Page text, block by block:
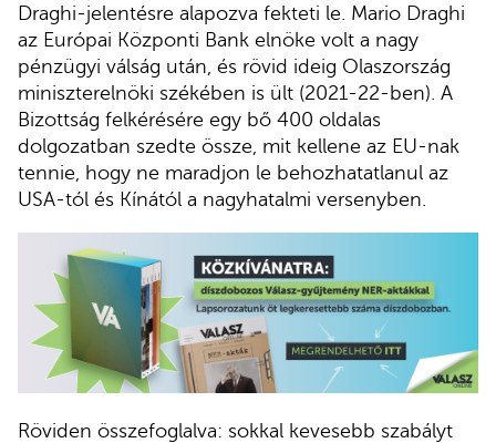
Draghi-jelentésre alapozva fekteti le. Mario Draghi
az Európai Központi Bank elnöke volt a nagy
pénzügyi válság után, és rövid ideig Olaszország
miniszterelnöki székében is ült (2021-22-ben). A
Bizottság felkérésére egy bő 400 oldalas
dolgozatban szedte össze, mit kellene az EU-nak
tennie, hogy ne maradjon le behozhatatlanul az
USA-tól és Kínától a nagyhatalmi versenyben.
Röviden összefoglalva: sokkal kevesebb szabályt